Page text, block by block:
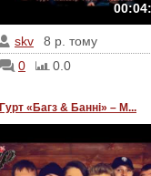
skv
8 р. тому
0
0.0
Гурт «Багз & Банні» – М...